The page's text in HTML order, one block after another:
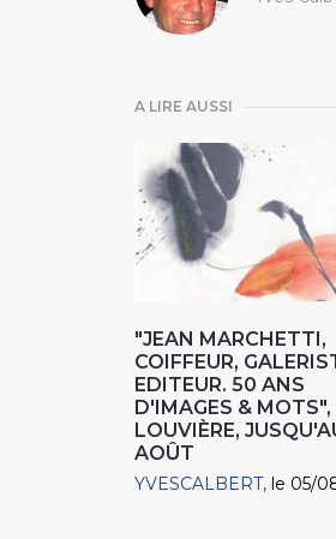
A LIRE AUSSI
"JEAN MARCHETTI,
COIFFEUR,
EDITEUR. 50 ANS
D'IMAGES &
LOUVIÈRE,
AOÛT
YVESCALBERT le 05/